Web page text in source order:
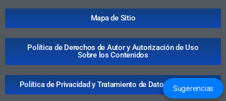
Mapa de Sitio
Política de Derechos de Autor y Autorización de Uso
Sobre los Contenidos
Política de Privacidad y Tratamiento de Datos Personales
Sugerencias